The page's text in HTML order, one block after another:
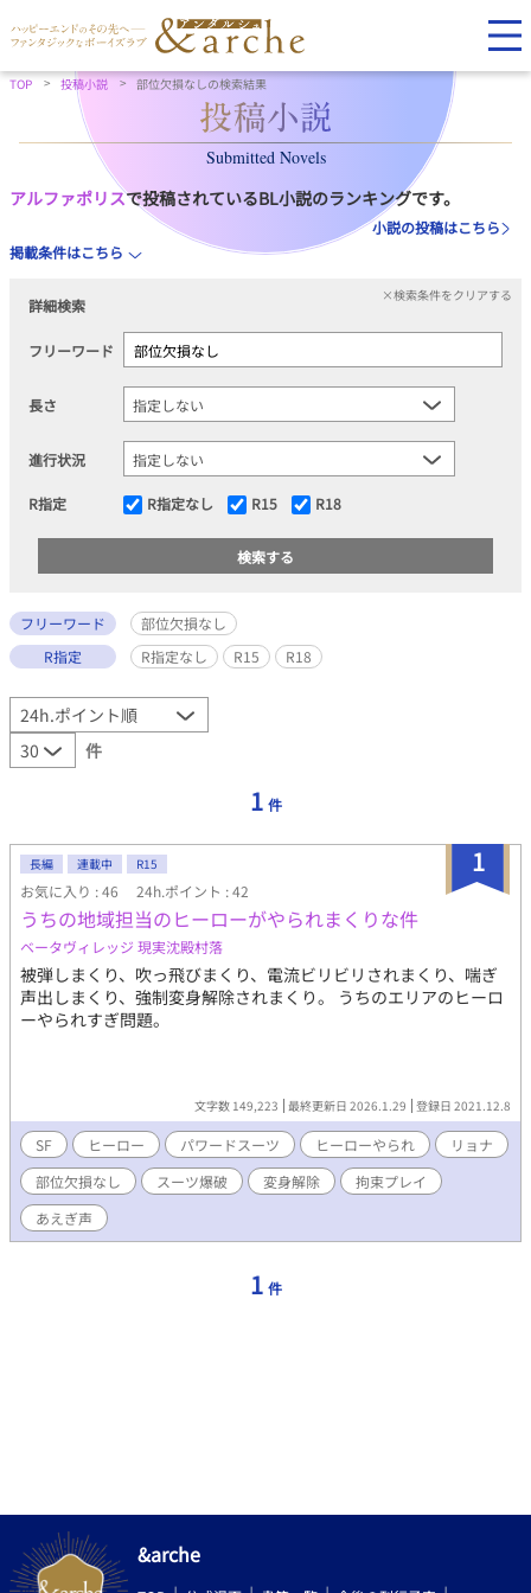
TOP 投稿小説 部位欠損なしの検索結果
Submitted Novels
アルファポリスで投稿されているBL小説のランキングです。
小説の投稿はこちら
掲載条件はこちら
詳細検索
×検索条件をクリアする
フリーワード
長さ
進行状況
R指定 R指定なし R15 R18
フリーワード
部位欠損なし
R指定
R指定なし R15 R18
件
1 件
1
長編 連載中 R15
お気に入り : 46 24h.ポイント : 42
うちの地域担当のヒーローがやられまくりな件
ベータヴィレッジ 現実沈殿村落
被弾しまくり、吹っ飛びまくり、電流ビリビリされまくり、喘ぎ
声出しまくり、強制変身解除されまくり。 うちのエリアのヒーロ
ーやられすぎ問題。
文字数 149,223 最終更新日 2026.1.29 登録日 2021.12.8
SF ヒーロー パワードスーツ ヒーローやられ
リョナ
部位欠損なし
スーツ爆破 変身解除
拘束プレイ
あえぎ声
1 件
&arche